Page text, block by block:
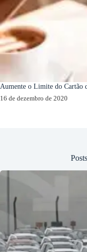
Aumente o Limite do Cartão
16 de dezembro de 2020